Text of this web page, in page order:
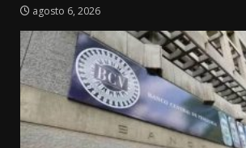
agosto 6, 2026